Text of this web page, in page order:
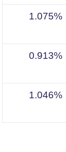
1.075%
0.913%
1.046%